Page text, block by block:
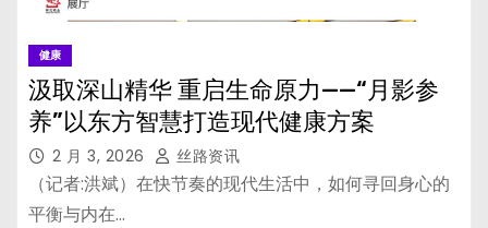
健康
汲取深山精华 重启生命原力——“月影参
养”以东方智慧打造现代健康方案
2 月 3, 2026 丝路资讯
（记者:洪斌）在快节奏的现代生活中，如何寻回身心的
平衡与内在…